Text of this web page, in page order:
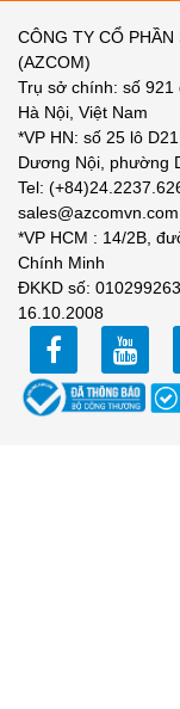
CÔNG TY CỔ
(AZCOM)
Trụ sở chính: số 921
Hà Nội, Việt Nam
*VP HN: số 25 lô
Dương Nội, phường
Tel:
sales@azcomvn.com
*VP HCM : 14/2B,
Chính Minh
ĐKKD số:
16.10.2008
facebookyoutube